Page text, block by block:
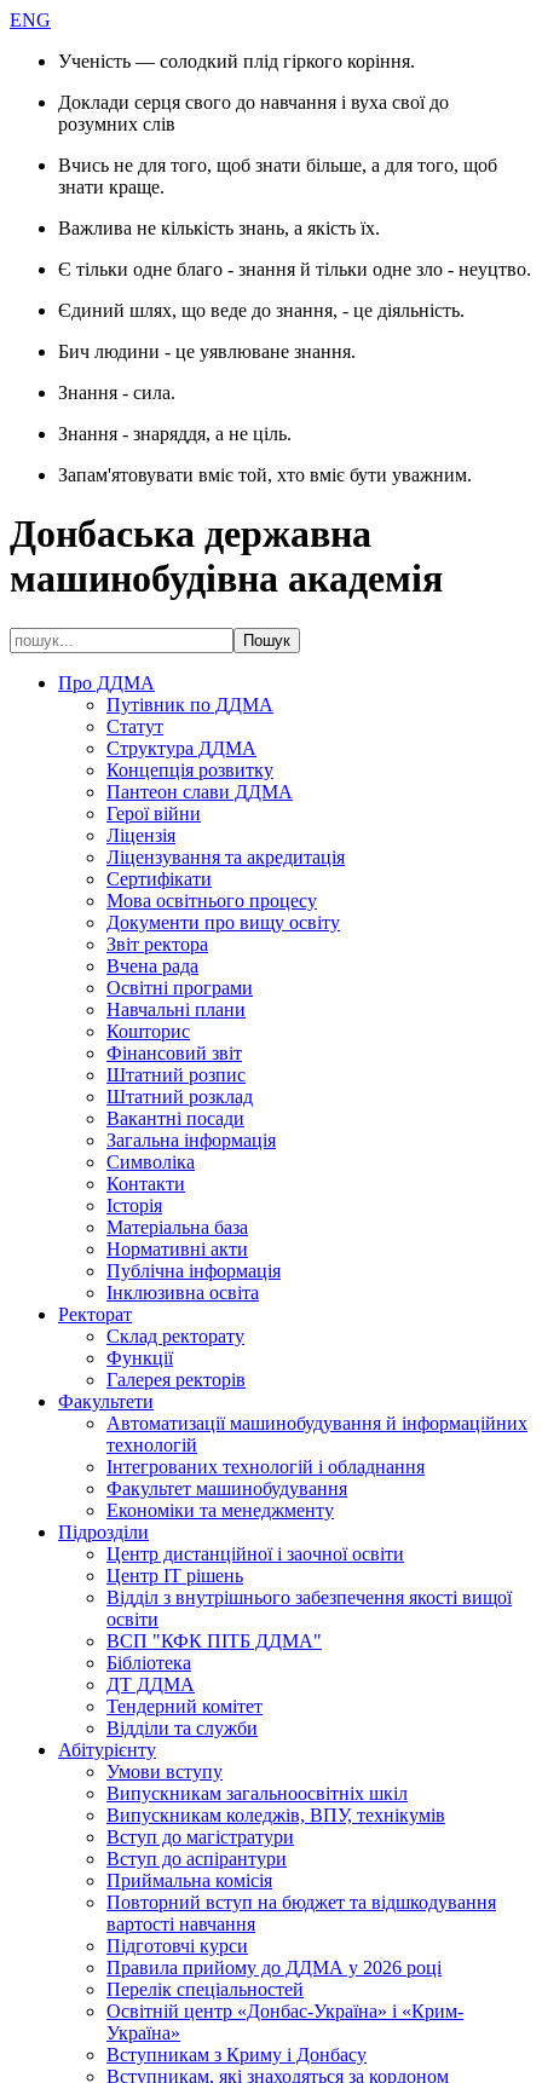
ENG
Ученість — солодкий плід гіркого коріння.
Доклади серця свого до навчання і вуха свої до
розумних слів
Вчись не для того, щоб знати більше, а для того, щоб
знати краще.
Важлива не кількість знань, а якість їх.
Є тільки одне благо - знання й тільки одне зло - неуцтво.
Єдиний шлях, що веде до знання, - це діяльність.
Бич людини - це уявлюване знання.
Знання - сила.
Знання - знаряддя, а не ціль.
Запам'ятовувати вміє той, хто вміє бути уважним.
Донбаська державна
машинобудівна академія
Про ДДМА
Путівник по ДДМА
Статут
Структура ДДМА
Концепція розвитку
Пантеон слави ДДМА
Герої війни
Ліцензія
Ліцензування та акредитація
Сертифікати
Мова освітнього процесу
Документи про вищу освіту
Звіт ректора
Вчена рада
Освітні програми
Навчальні плани
Кошторис
Фінансовий звіт
Штатний розпис
Штатний розклад
Вакантні посади
Загальна інформація
Символіка
Контакти
Історія
Матеріальна база
Нормативні акти
Публічна інформація
Інклюзивна освіта
Ректорат
Склад ректорату
Функції
Галерея ректорів
Факультети
Автоматизації машинобудування й інформаційних
технологій
Інтегрованих технологій і обладнання
Факультет машинобудування
Економіки та менеджменту
Підрозділи
Центр дистанційної і заочної освіти
Центр ІТ рішень
Відділ з внутрішнього забезпечення якості вищої
освіти
ВСП "КФК ПІТБ ДДМА"
Бібліотека
ДТ ДДМА
Тендерний комітет
Відділи та служби
Абітурієнту
Умови вступу
Випускникам загальноосвітніх шкіл
Випускникам коледжів, ВПУ, технікумів
Вступ до магістратури
Вступ до аспірантури
Приймальна комісія
Повторний вступ на бюджет та відшкодування
вартості навчання
Підготовчі курси
Правила прийому до ДДМА у 2026 році
Перелік спеціальностей
Освітній центр «Донбас-Україна» і «Крим-
Україна»
Вступникам з Криму і Донбасу
Вступникам, які знаходяться за кордоном